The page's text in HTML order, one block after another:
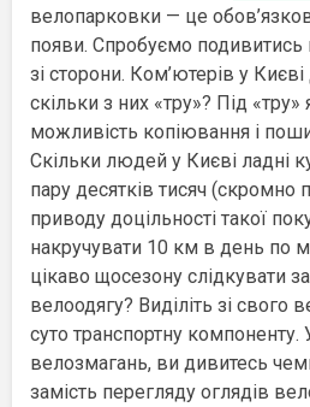
велопарковки — це
появи. Спробуємо
зі сторони. Ком’ютерів у
скільки з них «тру»? Під
можливість копіювання і
Скільки людей у Києві ладні
пару десятків тисяч
приводу доцільності такої
накручувати 10 км в день по
цікаво щосезону слідкувати
велоодягу? Виділіть зі свого
суто транспортну компоненту.
велозмагань, ви дивитесь
замість перегляду оглядів